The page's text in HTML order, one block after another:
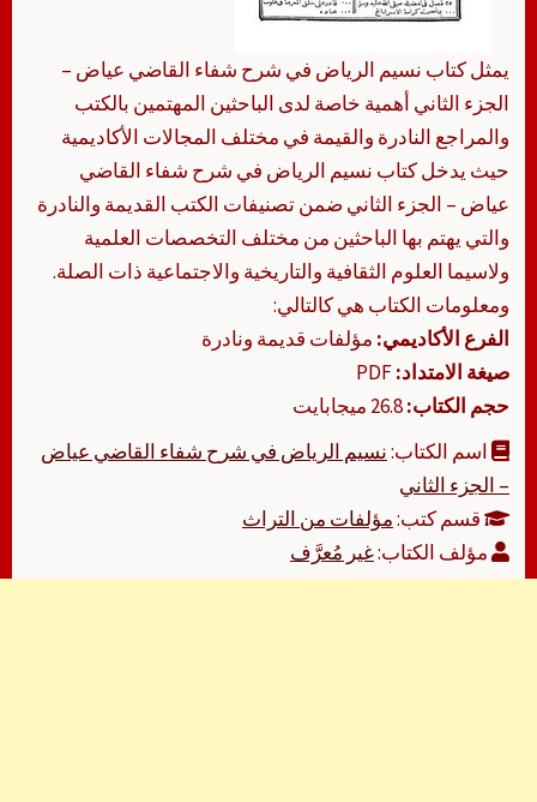
يمثل كتاب نسيم الرياض في شرح شفاء القاضي عياض –
الجزء الثاني أهمية خاصة لدى الباحثين المهتمين بالكتب
والمراجع النادرة والقيمة في مختلف المجالات الأكاديمية
حيث يدخل كتاب نسيم الرياض في شرح شفاء القاضي
عياض – الجزء الثاني ضمن تصنيفات الكتب القديمة والنادرة
والتي يهتم بها الباحثين من مختلف التخصصات العلمية
ولاسيما العلوم الثقافية والتاريخية والاجتماعية ذات الصلة.
ومعلومات الكتاب هي كالتالي:
الفرع الأكاديمي: مؤلفات قديمة ونادرة
صيغة الامتداد:
حجم الكتاب:
اسم الكتاب:نسيم الرياض في شرح شفاء القاضي عياض
– الجزء الثاني
قسم كتب:مؤلفات من التراث
مؤلف الكتاب:غير مُعرَّف